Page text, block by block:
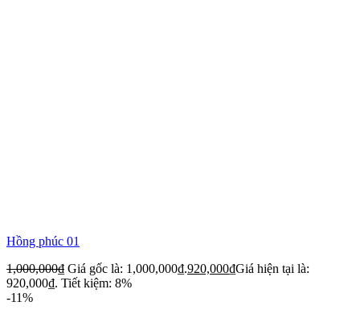
Hồng phúc 01
1,000,000₫ Giá gốc là: 1,000,000₫.920,000₫Giá hiện tại là:
920,000₫. Tiết kiệm: 8%
-11%